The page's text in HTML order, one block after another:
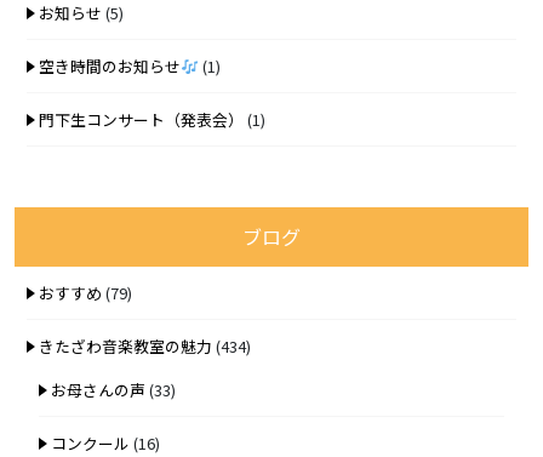
お知らせ (5)
空き時間のお知らせ (1)
門下生コンサート（発表会） (1)
ブログ
おすすめ (79)
きたざわ音楽教室の魅力 (434)
お母さんの声 (33)
コンクール (16)